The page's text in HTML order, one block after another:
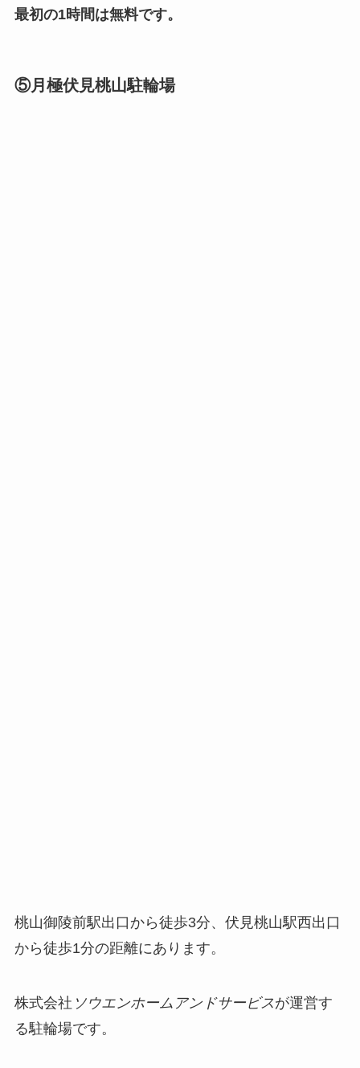
最初の1時間は無料です。
⑤月極伏見桃山駐輪場
桃山御陵前駅出口から徒歩3分、伏見桃山駅西出口
から徒歩1分の距離にあります。
株式会社 ソウエンホームアンドサービスが運営す
る駐輪場です。